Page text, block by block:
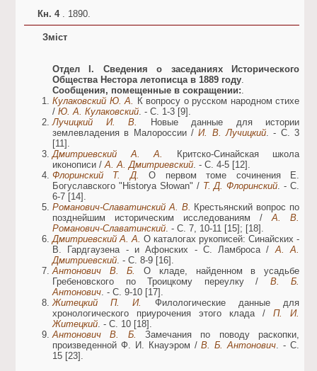
Кн. 4 . 1890.
Зміст
Отдел І. Сведения о заседаниях Исторического
Общества Нестора летописца в 1889 году.
Сообщения, помещенные в сокращении:.
Кулаковский Ю. А. К вопросу о русском народном стихе
/ Ю. А. Кулаковский. - С. 1-3 [9].
Лучицкий И. В.
Новые данные для истории
землевладения в Малороссии /И. В. Лучицкий. - С. 3
[11].
Дмитриевский А. А.
Критско-Синайская школа
иконописи /А. А. Дмитриевский. - С. 4-5 [12].
Флоринский Т. Д.
О первом томе сочинения Е.
Богуславского "Historya Słowan" / Т. Д. Флоринский. - С.
6-7 [14].
Романович-Славатинский А. В. Крестьянский вопрос по
позднейшим историческим исследованиям /А. В.
Романович-Славатинский. - С. 7, 10-11 [15]; [18].
Дмитриевский А. А. О каталогах рукописей: Синайских -
В. Гардгаузена - и Афонских - С. Ламброса /А. А.
Дмитриевский. - С. 8-9 [16].
Антонович В. Б.
О кладе, найденном в усадьбе
Гребеновского по Троицкому переулку / В. Б.
Антонович. - С. 9-10 [17].
Житецкий П. И.
Филологические данные для
хронологического приурочения этого клада / П. И.
Житецкий. - С. 10 [18].
Антонович В. Б.
Замечания по поводу раскопки,
произведенной Ф. И. Кнауэром /В. Б. Антонович. - С.
15 [23].